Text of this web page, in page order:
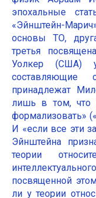
эпохальные
«Эйнштейн-
основы ТО,
третья
Уолкер (США)
составляющие
принадлежат
лишь в том, что
формализовать»
И «если все эти
Эйнштейна
теории
посвященной
ли у теории